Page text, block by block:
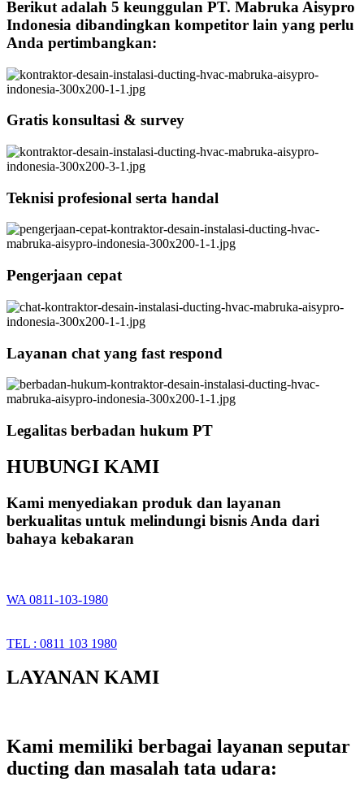
Berikut adalah 5 keunggulan PT. Mabruka Aisypro
Indonesia dibandingkan kompetitor lain yang perlu
Anda pertimbangkan:
Gratis konsultasi & survey
Teknisi profesional serta handal
Pengerjaan cepat
Layanan chat yang fast respond
Legalitas berbadan hukum PT
HUBUNGI KAMI
Kami menyediakan produk dan layanan
berkualitas untuk melindungi bisnis Anda dari
bahaya kebakaran
WA 0811-103-1980
TEL : 0811 103 1980
LAYANAN KAMI
Kami memiliki berbagai layanan seputar
ducting dan masalah tata udara: